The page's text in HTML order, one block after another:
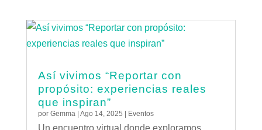
Así vivimos “Reportar con
propósito: experiencias reales
que inspiran”
por Gemma| Ago 14, 2025 Eventos
Un encuentro virtual donde exploramos